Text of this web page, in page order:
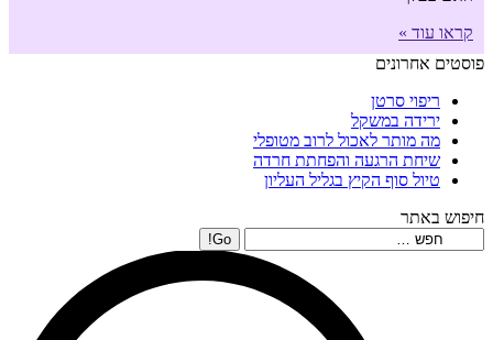
קראו עוד »
פוסטים אחרונים
ריפוי סרטן
ירידה במשקל
מה מותר לאכול לרוב מטופלי
שיחת הרגעה והפחתת חרדה
טיול סוף הקיץ בגליל העליון
חיפוש באתר
Search: